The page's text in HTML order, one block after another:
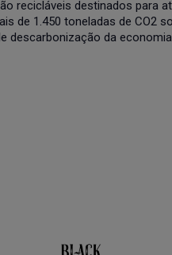
recicláveis destinados para
de 1.450 toneladas de CO2
descarbonização da